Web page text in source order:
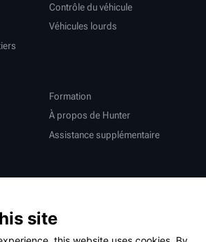
Contrôle du véhicule
Véhicules lourds
Formation
À propos de Hunter
Assistance supplémentaire
site